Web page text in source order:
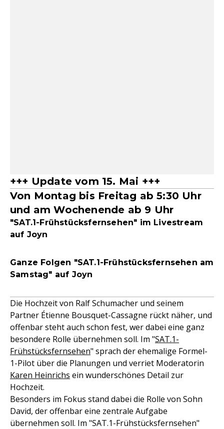
+++ Update vom 15. Mai +++
Von Montag bis Freitag ab 5:30 Uhr
und am Wochenende ab 9 Uhr
"SAT.1-Frühstücksfernsehen" im Livestream
auf Joyn
Ganze Folgen "SAT.1-Frühstücksfernsehen am
Samstag" auf Joyn
Die Hochzeit von Ralf Schumacher und seinem
Partner Étienne Bousquet-Cassagne rückt näher, und
offenbar steht auch schon fest, wer dabei eine ganz
besondere Rolle übernehmen soll. Im "SAT.1-
Frühstücksfernsehen" sprach der ehemalige Formel-
1-Pilot über die Planungen und verriet Moderatorin
Karen Heinrichs ein wunderschönes Detail zur
Hochzeit.
Besonders im Fokus stand dabei die Rolle von Sohn
David, der offenbar eine zentrale Aufgabe
übernehmen soll. Im "SAT.1-Frühstücksfernsehen"